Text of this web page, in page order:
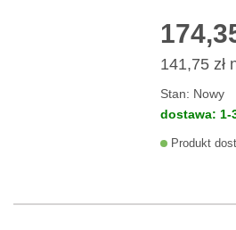
141,75 zł
Stan: Nowy
dostawa: 1-
Produkt